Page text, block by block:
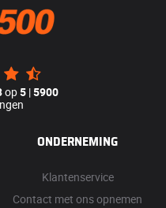
op5 |5900
ONDERNEMING
Klantenservice
Contact met ons opnemen